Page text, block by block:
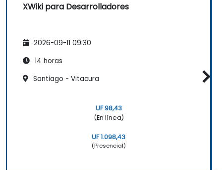
XWiki para Desarrolladores
2026-09-11 09:30
14 horas
Santiago - Vitacura
UF 98,43
(En línea)
UF 1.098,43
(Presencial)